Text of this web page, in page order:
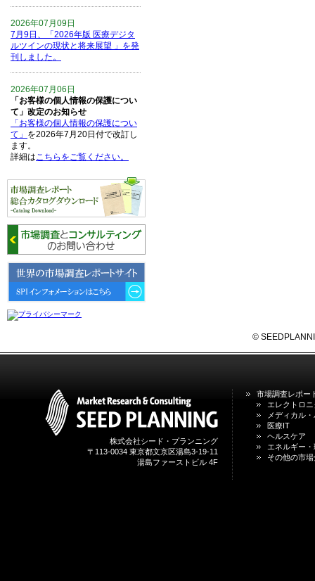
2026年07月09日
7月9日、「2026年版 医療デジタ
ルツインの現状と将来展望 」を発
刊しました。
2026年07月06日
「お客様の個人情報の保護につい
て」改定のお知らせ
「お客様の個人情報の保護につい
て」 を2026年7月20日付で改訂し
ます。
詳細はこちらをご覧ください。
2026年06月15日
6月15日、「中国の医療保険医薬
品リスト 」を発刊しました。
2026年06月01日
6月1日、「2026-27年版 5G SA、
6GにおけるIoT／サービス市場の
動向 」を発刊しました。
2026年04月30日
4月30日、「2026年版 オンライン
1月31日、「DXが加速するMCI・
認知症ケア支援サービスの現状と
今後の方向性 」を発刊しました。
1月13日、「営業支援DXにおける
名刺管理サービスの最新動向2026
©
株式会社シード・プランニング
〒113-0034 東京都文京区湯島3-19-11
湯島ファーストビル 4F
市場調査レポー
エレクトロ
メディカル
医療IT
ヘルスケア
エネルギー
その他の市